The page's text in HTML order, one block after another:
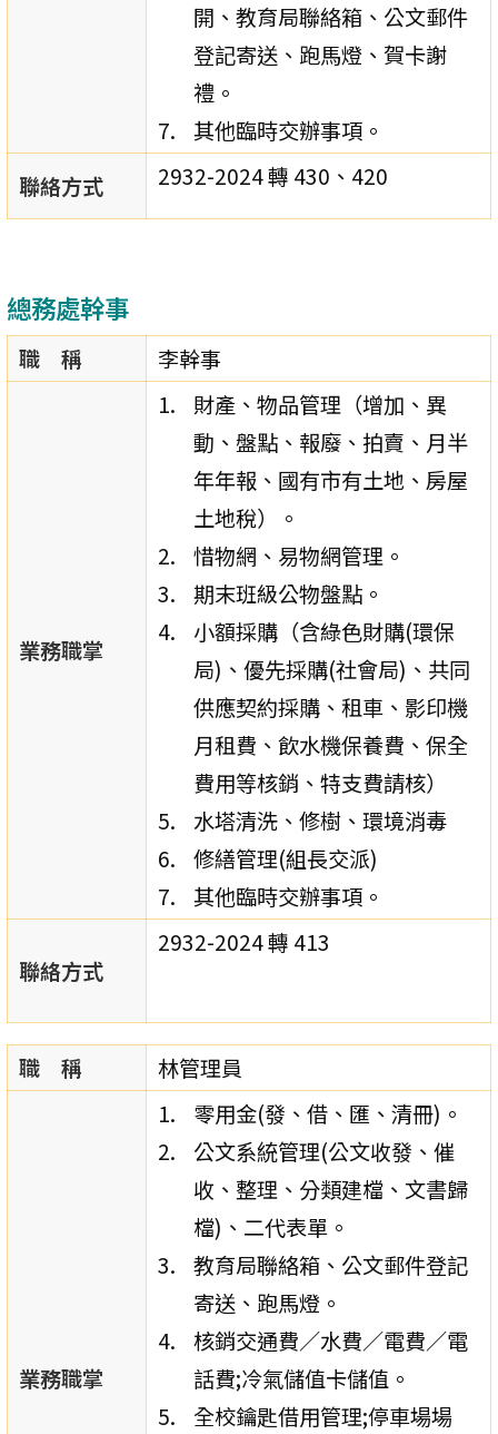
開、教育局聯絡箱、公文郵件
登記寄送、跑馬燈、賀卡謝
禮。
其他臨時交辦事項。
聯絡方式
2932-2024 轉 430、420
總務處幹事
職 稱 李幹事
業務職掌
財產、物品管理（增加、異
動、盤點、報廢、拍賣、月半
年年報、國有市有土地、房屋
土地稅）。
惜物網、易物網管理。
期末班級公物盤點。
小額採購（含綠色財購(環保
局)、優先採購(社會局)、共同
供應契約採購、租車、影印機
月租費、飲水機保養費、保全
費用等核銷、特支費請核）
水塔清洗、修樹、環境消毒
修繕管理(組長交派)
其他臨時交辦事項。
聯絡方式
2932-2024 轉 413
職 稱 林管理員
業務職掌
零用金(發、借、匯、清冊)。
公文系統管理(公文收發、催
收、整理、分類建檔、文書歸
檔)、二代表單。
教育局聯絡箱、公文郵件登記
寄送、跑馬燈。
核銷交通費／水費／電費／電
話費;冷氣儲值卡儲值。
全校鑰匙借用管理;停車場場